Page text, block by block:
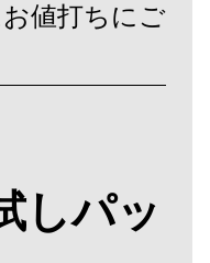
値打ちにご
しパッ